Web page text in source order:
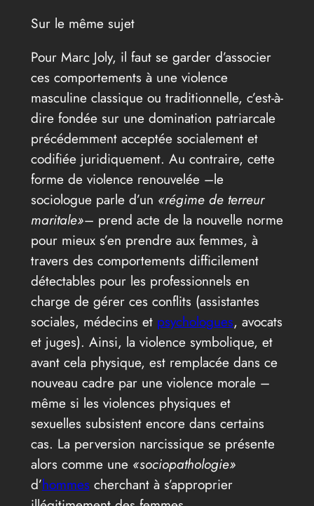
Sur le même sujet
Pour Marc Joly, il faut se garder d’associer
ces comportements à une violence
masculine classique ou traditionnelle, c’est-à-
dire fondée sur une domination patriarcale
précédemment acceptée socialement et
codifiée juridiquement. Au contraire, cette
forme de violence renouvelée –le
sociologue parle d’un «régime de terreur
maritale»– prend acte de la nouvelle norme
pour mieux s’en prendre aux femmes, à
travers des comportements difficilement
détectables pour les professionnels en
charge de gérer ces conflits (assistantes
sociales, médecins et psychologues, avocats
et juges). Ainsi, la violence symbolique, et
avant cela physique, est remplacée dans ce
nouveau cadre par une violence morale –
même si les violences physiques et
sexuelles subsistent encore dans certains
cas. La perversion narcissique se présente
alors comme une «sociopathologie»
d’hommes cherchant à s’approprier